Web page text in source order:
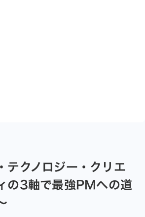
テクノロジー・クリエ
の3軸で最強PMへの道